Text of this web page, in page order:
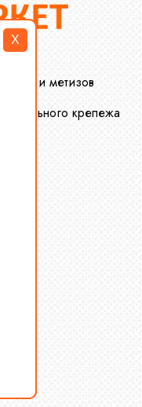
X
и метизов
крепежа